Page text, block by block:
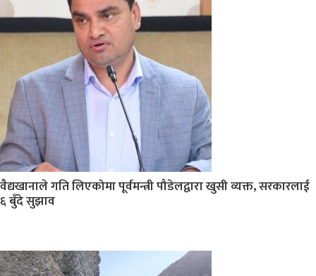
वैद्यखानाले गति लिएकोमा पूर्वमन्त्री पौडेलद्वारा खुसी व्यक्त, सरकारलाई
६ बुँदे सुझाव